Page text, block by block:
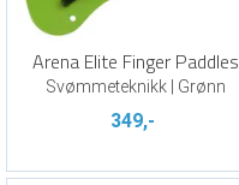
Arena Elite Finger Paddles
Svømmeteknikk | Grønn
349,-